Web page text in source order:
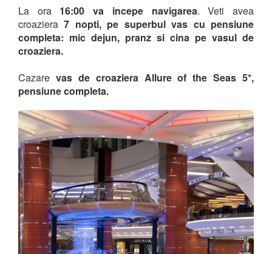
La ora 16:00 va incepe navigarea. Veti avea
croaziera7 nopti, pe superbul vas cu pensiune
completa: mic dejun, pranz si cina pe vasul de
croaziera.
Cazare vas de croaziera Allure of the Seas 5*,
pensiune completa.